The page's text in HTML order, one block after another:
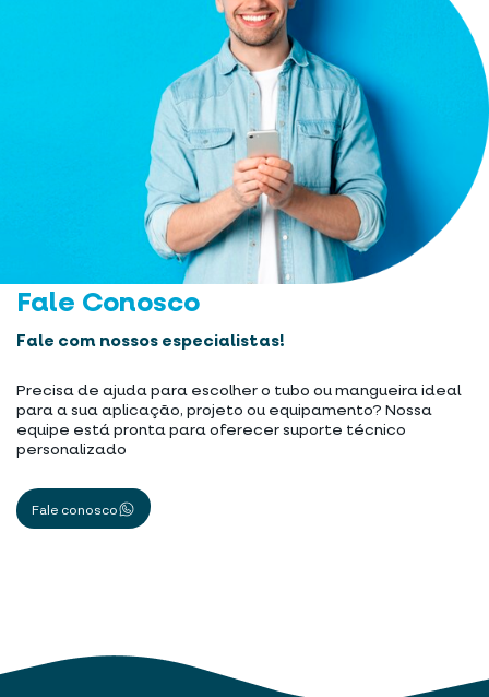
Fale Conosco
Fale com nossos especialistas!
Precisa de ajuda para escolher o tubo ou mangueira ideal
para a sua aplicação, projeto ou equipamento? Nossa
equipe está pronta para oferecer suporte técnico
personalizado
Fale conosco